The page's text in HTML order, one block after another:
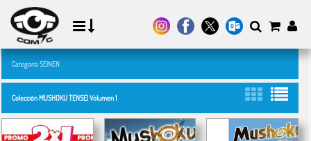
Categoría SEINEN
Colección MUSHOKU TENSEI Volumen 1